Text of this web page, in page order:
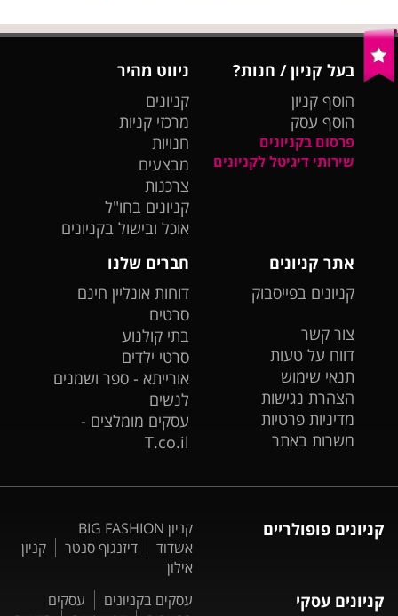
בעל קניון / חנות?
הוסף קניון
הוסף עסק
פרסום בקניונים
שירותי דיגיטל לקניונים
ניווט מהיר
קניונים
מרכזי קניות
חנויות
מבצעים
צרכנות
קניונים בחו"ל
אוכל ובישול בקניונים
אתר קניונים
קניונים בפייסבוק
צור קשר
דווח על טעות
תנאי שימוש
הצהרת נגישות
מדיניות פרטיות
משרות באתר
חברים שלנו
דוחות אונליין חינם
סרטים
בתי קולנוע
סרטי ילדים
אורייתא - ספר ושמנים
לנשים
עסקים מומלצים -
T.co.il
קניונים פופולריים
קניון BIG FASHION
אשדוד
דיזנגוף סנטר
קניון
אילון
קניונים עסקי עסקים בקניונים
עסקים